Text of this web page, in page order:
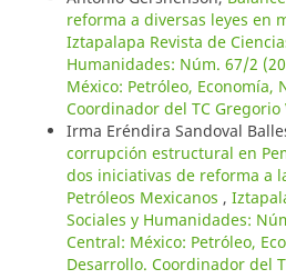
reforma a diversas leyes en
Iztapalapa Revista de
Humanidades: Núm. 67/2
México: Petróleo, Economía,
Coordinador del TC Gregorio
Irma Eréndira Sandoval
corrupción estructural en
dos iniciativas de reforma a
Petróleos Mexicanos ,
Sociales y Humanidades:
Central: México: Petróleo,
Desarrollo. Coordinador del